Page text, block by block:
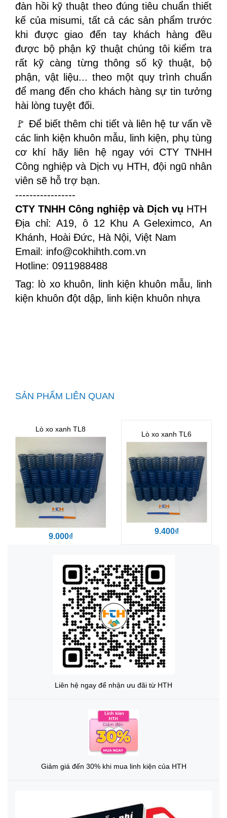
đàn hồi kỹ thuật theo đúng tiêu chuẩn thiết
kế của misumi, tất cả các sản phẩm trước
khi được giao đến tay khách hàng đều
được bộ phận kỹ thuật chúng tôi kiểm tra
rất kỹ càng từng thông số kỹ thuật, bộ
phận, vật liệu... theo một quy trình chuẩn
để mang đến cho khách hàng sự tin tưởng
hài lòng tuyệt đối.
🚩 Để biết thêm chi tiết và liên hệ tư vấn về
các linh kiện khuôn mẫu, linh kiện, phụ tùng
cơ khí hãy liên hệ ngay với CTY TNHH
Công nghiệp và Dịch vụ HTH, đội ngũ nhân
viên sẽ hỗ trợ bạn.
-----------------
CTY TNHH Công nghiệp và Dịch vụ HTH
Địa chỉ: A19, ô 12 Khu A Geleximco, An
Khánh, Hoài Đức, Hà Nội, Việt Nam
Email: info@cokhihth.com.vn
Hotline: 0911988488
Tag: lò xo khuôn, linh kiện khuôn mẫu, linh
kiện khuôn đột dập, linh kiện khuôn nhựa
SẢN PHẨM LIÊN QUAN
Lò xo xanh TL8
9.000₫
Lò xo xanh TL6
9.400₫
Liên hệ ngay để nhận ưu đãi từ HTH
Giảm giá đến 30% khi mua linh kiện của HTH